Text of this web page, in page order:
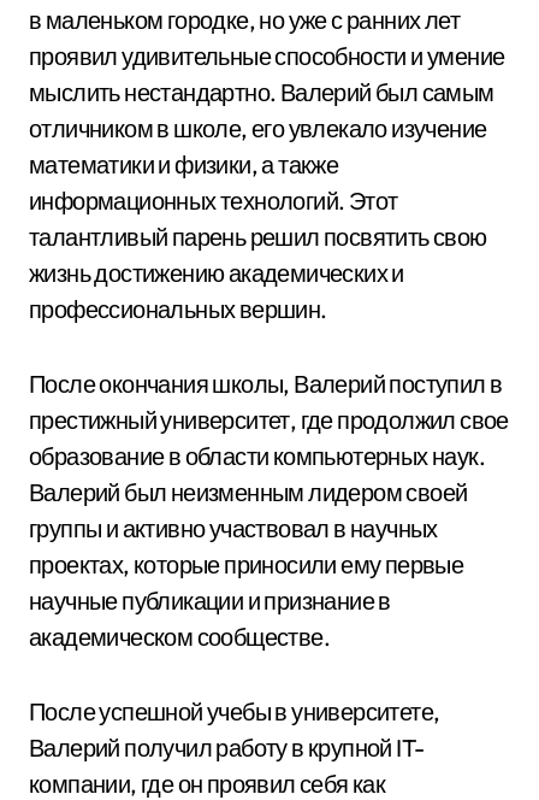
в маленьком городке, но уже с ранних лет
проявил удивительные способности и умение
мыслить нестандартно. Валерий был самым
отличником в школе, его увлекало изучение
математики и физики, а также
информационных технологий. Этот
талантливый парень решил посвятить свою
жизнь достижению академических и
профессиональных вершин.
После окончания школы, Валерий поступил в
престижный университет, где продолжил свое
образование в области компьютерных наук.
Валерий был неизменным лидером своей
группы и активно участвовал в научных
проектах, которые приносили ему первые
научные публикации и признание в
академическом сообществе.
После успешной учебы в университете,
Валерий получил работу в крупной IT-
компании, где он проявил себя как